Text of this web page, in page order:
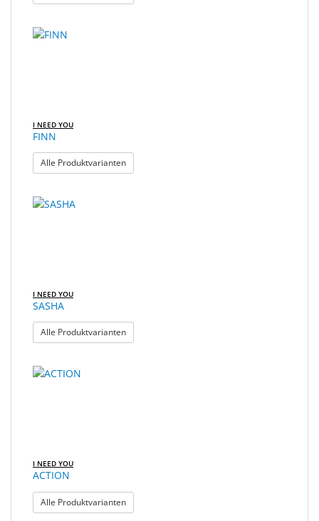
I NEED YOU
FINN
Alle Produktvarianten: FINN
I NEED YOU
SASHA
Alle Produktvarianten: SASHA
I NEED YOU
ACTION
Alle Produktvarianten: ACTION